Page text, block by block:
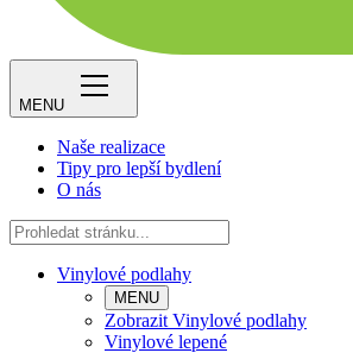
MENU
Naše realizace
Tipy pro lepší bydlení
O nás
Vinylové podlahy
MENU
Zobrazit Vinylové podlahy
Vinylové lepené